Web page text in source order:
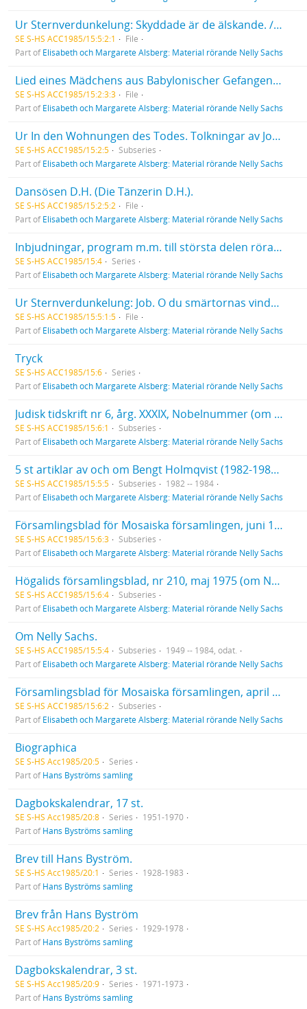
Ur Sternverdunkelung: Skyddade är de älskande. / Geschirmt sind die Liebenden. Dikt av Nelly Sachs översatt av Johannes Edfelt.
SE S-HS ACC1985/15:5:2:1
File
Part ofElisabeth och Margarete Alsberg: Material rörande Nelly Sachs
Lied eines Mädchens aus Babylonischer Gefangenschaft. Wir sind gewandert weit, so weit.
SE S-HS ACC1985/15:2:3:3
File
Part ofElisabeth och Margarete Alsberg: Material rörande Nelly Sachs
Ur In den Wohnungen des Todes. Tolkningar av Johannes Edfelt. 3 blad, maskinskrift (genomslagskopia).
SE S-HS ACC1985/15:2:5
Subseries
Part ofElisabeth och Margarete Alsberg: Material rörande Nelly Sachs
Dansösen D.H. (Die Tänzerin D.H.).
SE S-HS ACC1985/15:2:5:2
File
Part ofElisabeth och Margarete Alsberg: Material rörande Nelly Sachs
Inbjudningar, program m.m. till största delen rörande Nelly Sachs.
SE S-HS ACC1985/15:4
Series
Part ofElisabeth och Margarete Alsberg: Material rörande Nelly Sachs
Ur Sternverdunkelung: Job. O du smärtornas vindros! / Hiob. O du Windrose der Qualen!
SE S-HS ACC1985/15:5:1:5
File
Part ofElisabeth och Margarete Alsberg: Material rörande Nelly Sachs
Tryck
SE S-HS ACC1985/15:6
Series
Part ofElisabeth och Margarete Alsberg: Material rörande Nelly Sachs
Judisk tidskrift nr 6, årg. XXXIX, Nobelnummer (om Nelly Sachs och S. J. Agnon).
SE S-HS ACC1985/15:6:1
Subseries
Part ofElisabeth och Margarete Alsberg: Material rörande Nelly Sachs
5 st artiklar av och om Bengt Holmqvist (1982-1984). En artikel om Margaretha Holmqvist (1982).
SE S-HS ACC1985/15:5:5 Subseries
1982 -- 1984
Part ofElisabeth och Margarete Alsberg: Material rörande Nelly Sachs
Församlingsblad för Mosaiska församlingen, juni 1970 (In memoriam. Nelly Sachs, sid. 5).
SE S-HS ACC1985/15:6:3
Subseries
Part ofElisabeth och Margarete Alsberg: Material rörande Nelly Sachs
Högalids församlingsblad, nr 210, maj 1975 (om Nelly Sachs, sid. 8).
SE S-HS ACC1985/15:6:4
Subseries
Part ofElisabeth och Margarete Alsberg: Material rörande Nelly Sachs
Om Nelly Sachs.
SE S-HS ACC1985/15:5:4 Subseries
1949 -- 1984, odat.
Part ofElisabeth och Margarete Alsberg: Material rörande Nelly Sachs
Församlingsblad för Mosaiska församlingen, april 1967 (om Nelly Sachs, sid. 4).
SE S-HS ACC1985/15:6:2
Subseries
Part ofElisabeth och Margarete Alsberg: Material rörande Nelly Sachs
Biographica
SE S-HS Acc1985/20:5
Series
Part ofHans Byströms samling
Dagbokskalendrar, 17 st.
SE S-HS Acc1985/20:8 Series
1951-1970
Part ofHans Byströms samling
Brev till Hans Byström.
SE S-HS Acc1985/20:1 Series
1928-1983
Part ofHans Byströms samling
Brev från Hans Byström
SE S-HS Acc1985/20:2 Series
1929-1978
Part ofHans Byströms samling
Dagbokskalendrar, 3 st.
SE S-HS Acc1985/20:9 Series
1971-1973
Part ofHans Byströms samling